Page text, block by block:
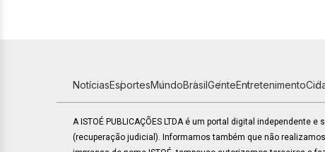
NotíciasEsportesMundoBrasilGenteEntretenimento
A ISTOÉ PUBLICAÇÕES LTDA é um portal digital independente
(recuperação judicial). Informamos também que não